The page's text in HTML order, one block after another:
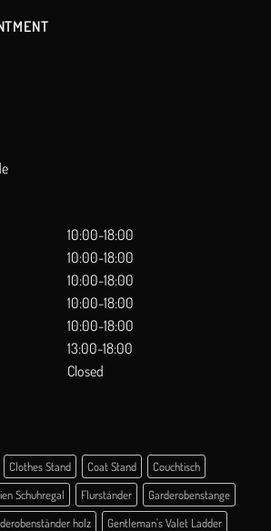
10:00-18:00
10:00-18:00
10:00-18:00
10:00-18:00
10:00-18:00
13:00-18:00
Closed
Clothes Stand Coat Stand
Couchtisch
Schuhregal Flurständer
Garderobenstange
holz
Gentleman's Valet Ladder